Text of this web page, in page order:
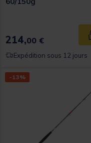
214,00 €
Expédition sous 12 jours
-13%